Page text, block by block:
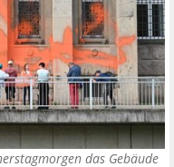
das Gebäude